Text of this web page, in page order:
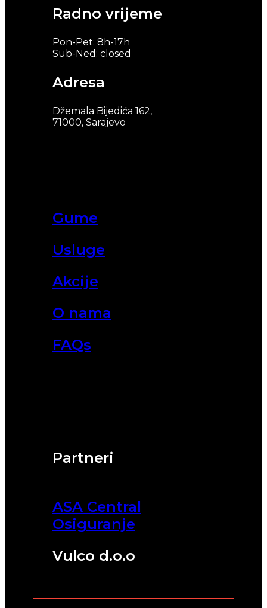
Partneri
ASA Central
Osiguranje
Vulco d.o.o
Gume
Usluge
Akcije
O nama
FAQs
Radno vrijeme
Pon-Pet: 8h-17h
Sub-Ned: closed
Adresa
Džemala Bijedića 162,
71000, Sarajevo